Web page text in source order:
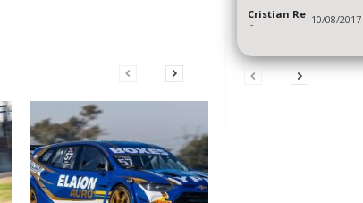
Cristian Re
- 10/08/2017